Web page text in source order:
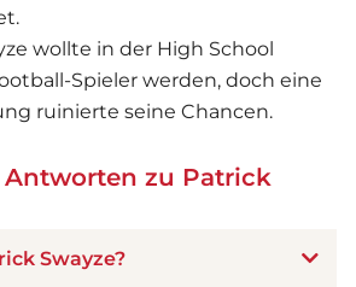
wollte in der High School
Spieler werden, doch eine
ruinierte seine Chancen.
Antworten zu Patrick
Swayze?